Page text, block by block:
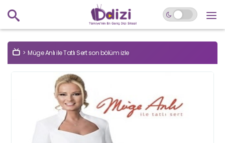
Müge Anlı ile Tatlı Sert son bölüm izle